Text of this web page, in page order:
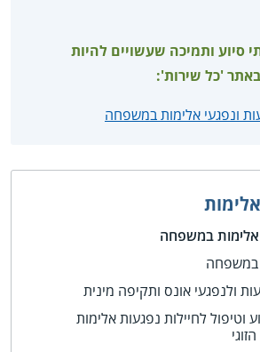
סיוע ותמיכה שעשויים להיות
באתר 'כל שירות':
ונפגעי אלימות במשפחה
אלימות במשפחה
במשפחה
ולנפגעי אונס ותקיפה מינית
וטיפול לחיילות נפגעות אלימות